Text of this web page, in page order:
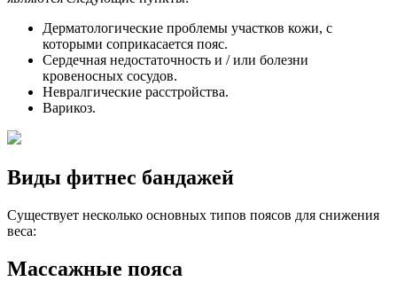
Дерматологические проблемы участков кожи, с
которыми соприкасается пояс.
Сердечная недостаточность и / или болезни
кровеносных сосудов.
Невралгические расстройства.
Варикоз.
Виды фитнес бандажей
Существует несколько основных типов поясов для снижения
веса:
Массажные пояса